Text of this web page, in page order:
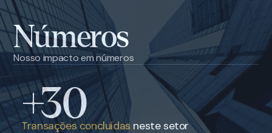
Números
Nosso impacto em números
+30
Transações concluídas neste setor